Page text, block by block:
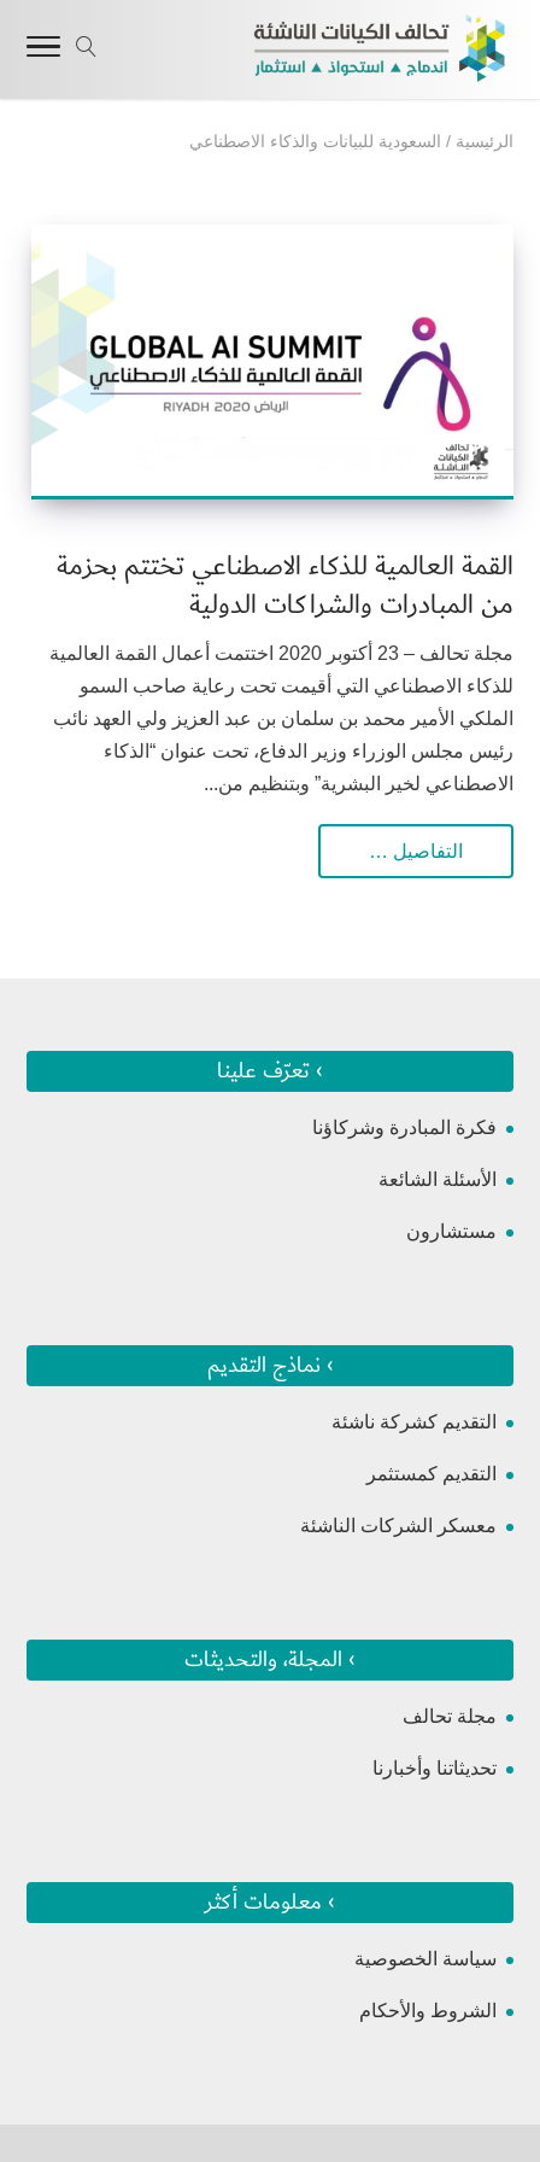
الرئيسية / السعودية للبيانات والذكاء الاصطناعي
القمة العالمية للذكاء الاصطناعي تختتم بحزمة
من المبادرات والشراكات الدولية
مجلة تحالف – 23 أكتوبر 2020 اختتمت أعمال القمة العالمية
للذكاء الاصطناعي التي أقيمت تحت رعاية صاحب السمو
الملكي الأمير محمد بن سلمان بن عبد العزيز ولي العهد نائب
رئيس مجلس الوزراء وزير الدفاع، تحت عنوان “الذكاء
الاصطناعي لخير البشرية” وبتنظيم من...
التفاصيل …
› تعرّف علينا
فكرة المبادرة وشركاؤنا
الأسئلة الشائعة
مستشارون
› نماذج التقديم
التقديم كشركة ناشئة
التقديم كمستثمر
معسكر الشركات الناشئة
› المجلة، والتحديثات
مجلة تحالف
تحديثاتنا وأخبارنا
› معلومات أكثر
سياسة الخصوصية
الشروط والأحكام